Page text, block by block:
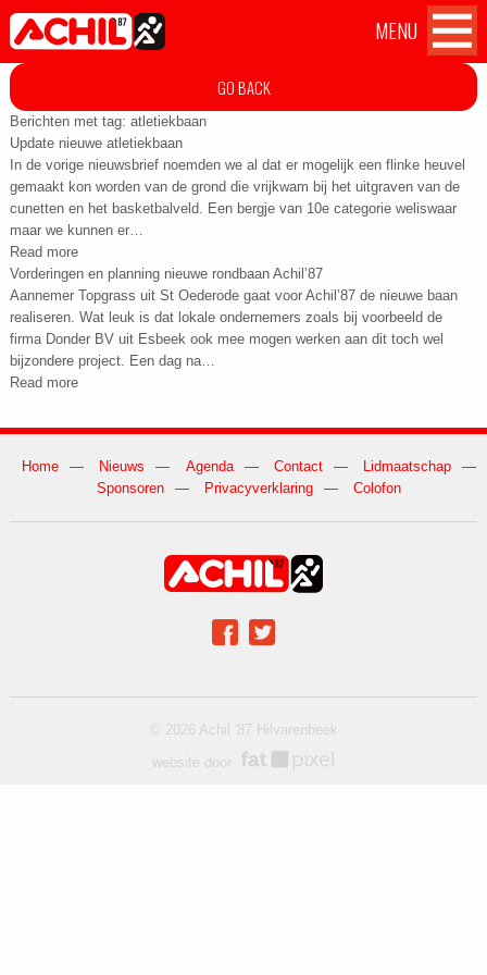
Atletiekvereniging Achil
MENU
Home
TILBURG TEN MILES CHALLENGE
AANMELDEN
Achil
Facebook
GO BACK
Berichten met tag: atletiekbaan
Update nieuwe atletiekbaan
In de vorige nieuwsbrief noemden we al dat er mogelijk een flinke heuvel
gemaakt kon worden van de grond die vrijkwam bij het uitgraven van de
cunetten en het basketbalveld. Een bergje van 10e categorie weliswaar
maar we kunnen er…
Read more
Vorderingen en planning nieuwe rondbaan Achil’87
Aannemer Topgrass uit St Oederode gaat voor Achil’87 de nieuwe baan
realiseren. Wat leuk is dat lokale ondernemers zoals bij voorbeeld de
firma Donder BV uit Esbeek ook mee mogen werken aan dit toch wel
bijzondere project. Een dag na…
Read more
Home Nieuws Agenda Contact
Lidmaatschap
Sponsoren
Privacyverklaring Colofon
© 2026 Achil '87 Hilvarenbeek
website door